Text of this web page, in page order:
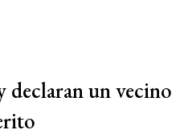
un vecino